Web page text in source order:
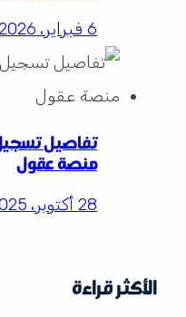
6 فبراير، 2026
تفاصيل
منصة عقول
28 أكتوبر، 2025
الأكثر قراءة